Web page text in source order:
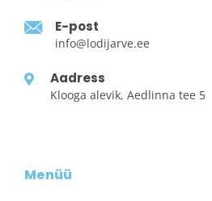
E-post
info@lodijarve.ee
Aadress
Klooga alevik, Aedlinna tee 5
Menüü